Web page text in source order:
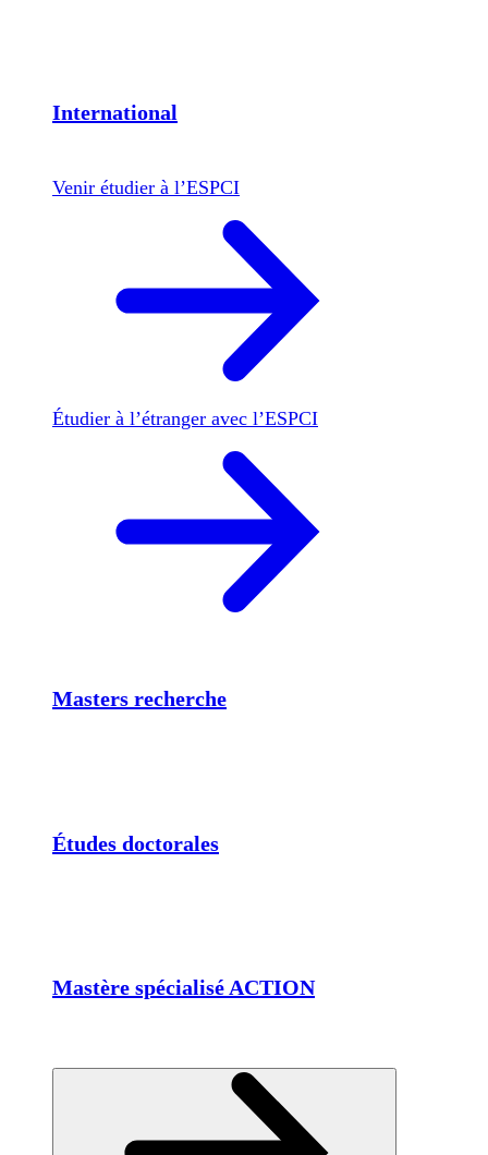
International
Venir étudier à l’ESPCI
Étudier à l’étranger avec l’ESPCI
Masters recherche
Études doctorales
Mastère spécialisé ACTION